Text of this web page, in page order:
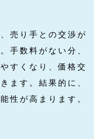
売り手との交渉が
手数料がない分、
すくなり、価格交
ます。結果的に、
性が高まります。